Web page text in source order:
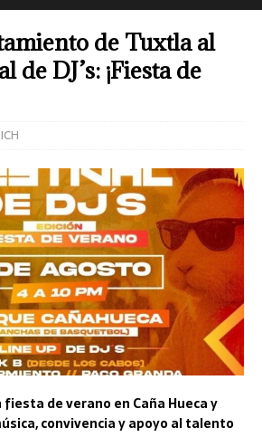
de Tuxtla al
de DJ’s: ¡Fiesta de
de verano en Caña Hueca y
convivencia y apoyo al talento